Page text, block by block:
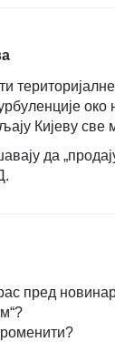
Кијеву
да
пред